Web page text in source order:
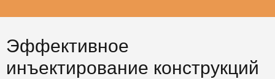
Эффективное
инъектирование конструкций